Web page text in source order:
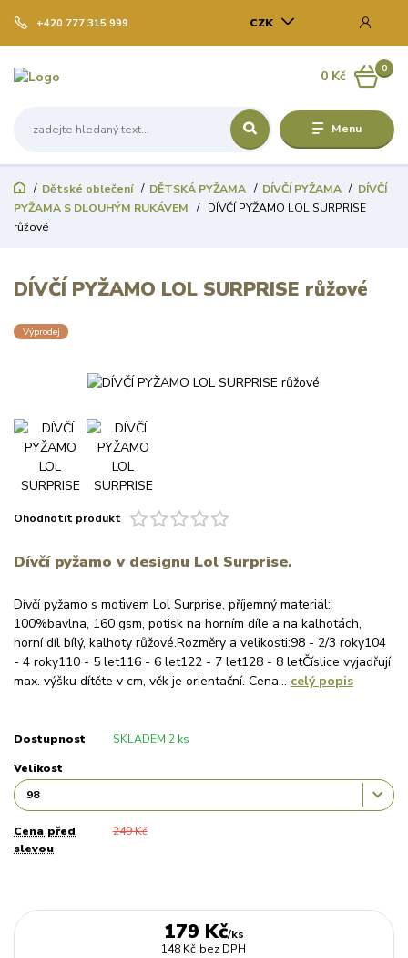
Menu
CZK
+420 777 315 999
0
0 Kč
Dětské oblečení DĚTSKÁ PYŽAMA DÍVČÍ PYŽAMA
DÍVČÍ
PYŽAMA S DLOUHÝM RUKÁVEM
DÍVČÍ PYŽAMO LOL SURPRISE
růžové
DÍVČÍ PYŽAMO LOL SURPRISE růžové
Výprodej
Ohodnotit produkt
Dívčí pyžamo v designu Lol Surprise.
Dívčí pyžamo s motivem Lol Surprise, příjemný materiál:
100%bavlna, 160 gsm, potisk na horním díle a na kalhotách,
horní díl bílý, kalhoty růžové.Rozměry a velikosti:98 - 2/3 roky104
- 4 roky110 - 5 let116 - 6 let122 - 7 let128 - 8 letČíslice vyjadřují
max. výšku dítěte v cm, věk je orientační. Cena... celý popis
Dostupnost SKLADEM 2 ks
Velikost
Cena před
slevou
249 Kč
179 Kč/ks
148 Kč bez DPH